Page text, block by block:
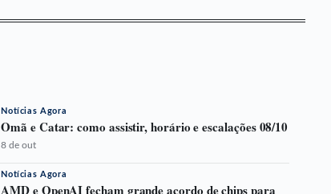
Notícias Agora
Omã e Catar: como assistir, horário e escalações 08/10
8 de out
Notícias Agora
AMD e OpenAI fecham grande acordo de chips para